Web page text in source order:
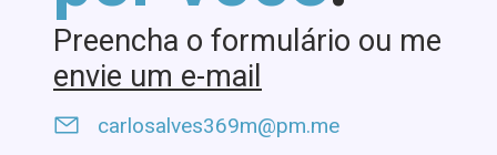
Preencha o formulário ou me
envie um e-mail
carlosalves369m@pm.me